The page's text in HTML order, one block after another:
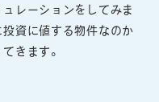
レーションをしてみま
資に値する物件なのか
きます。